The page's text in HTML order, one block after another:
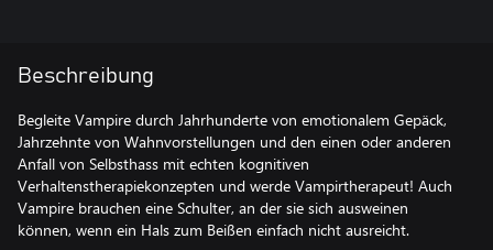
Beschreibung
Begleite Vampire durch Jahrhunderte von emotionalem Gepäck,
Jahrzehnte von Wahnvorstellungen und den einen oder anderen
Anfall von Selbsthass mit echten kognitiven
Verhaltenstherapiekonzepten und werde Vampirtherapeut! Auch
Vampire brauchen eine Schulter, an der sie sich ausweinen
können, wenn ein Hals zum Beißen einfach nicht ausreicht.